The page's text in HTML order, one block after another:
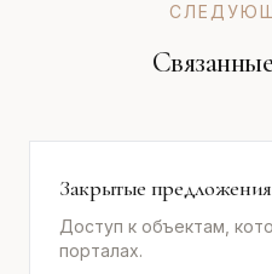
Закрытые предложения
Доступ к объектам,
порталах.